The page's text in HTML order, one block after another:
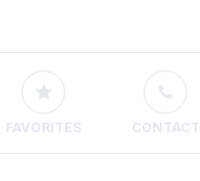
FAVORITES CONTACT